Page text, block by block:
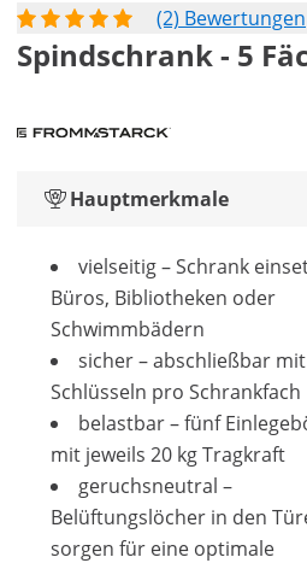
(2) Bewertungen
Spindschrank - 5
Hauptmerkmale
vielseitig – Schrank
Büros, Bibliotheken oder
Schwimmbädern
sicher – abschließbar
Schlüsseln pro Schrankfach
belastbar – fünf
mit jeweils 20 kg Tragkraft
geruchsneutral –
Belüftungslöcher in den
sorgen für eine optimale